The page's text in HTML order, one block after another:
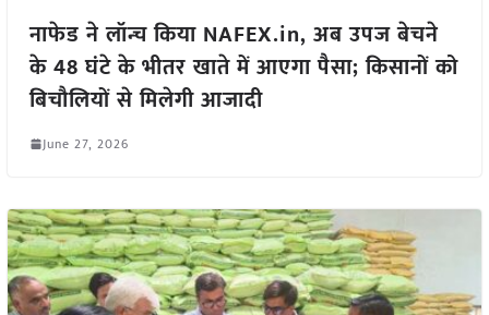
नाफेड ने लॉन्च किया NAFEX.in, अब उपज बेचने
के 48 घंटे के भीतर खाते में आएगा पैसा; किसानों को
बिचौलियों से मिलेगी आजादी
June 27, 2026